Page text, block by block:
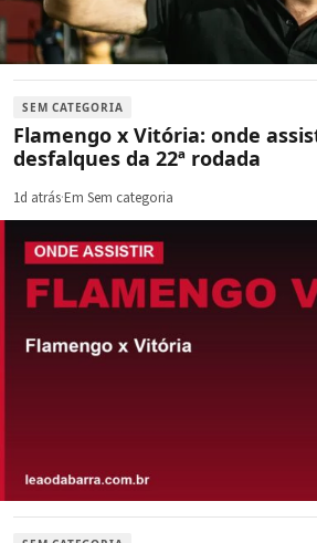
SEM CATEGORIA
Flamengo x Vitória: onde
desfalques da 22ª rodada
1d atrás·Em Sem categoria